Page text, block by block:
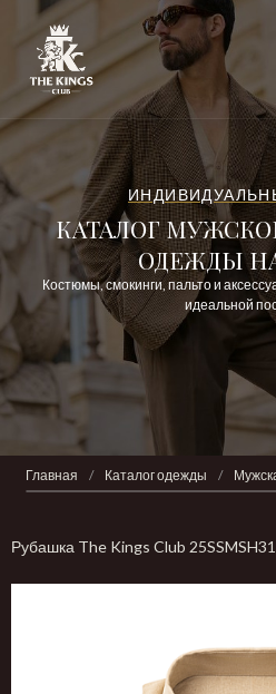
КАТАЛОГ
ОДЕЖДЫ
Костюмы, смокинги, пальто и
идеальной
Главная / Каталог одежды /
Рубашка The Kings Club